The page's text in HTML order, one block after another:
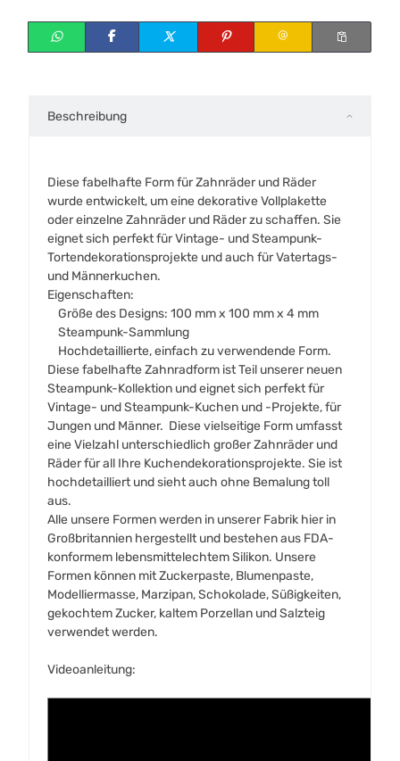
Beschreibung
Diese fabelhafte Form für Zahnräder und Räder
wurde entwickelt, um eine dekorative Vollplakette
oder einzelne Zahnräder und Räder zu schaffen. Sie
eignet sich perfekt für Vintage- und Steampunk-
Tortendekorationsprojekte und auch für Vatertags-
und Männerkuchen.
Eigenschaften:
Größe des Designs: 100 mm x 100 mm x 4 mm
Steampunk-Sammlung
Hochdetaillierte, einfach zu verwendende Form.
Diese fabelhafte Zahnradform ist Teil unserer neuen
Steampunk-Kollektion und eignet sich perfekt für
Vintage- und Steampunk-Kuchen und -Projekte, für
Jungen und Männer. Diese vielseitige Form umfasst
eine Vielzahl unterschiedlich großer Zahnräder und
Räder für all Ihre Kuchendekorationsprojekte. Sie ist
hochdetailliert und sieht auch ohne Bemalung toll
aus.
Alle unsere Formen werden in unserer Fabrik hier in
Großbritannien hergestellt und bestehen aus FDA-
konformem lebensmittelechtem Silikon. Unsere
Formen können mit Zuckerpaste, Blumenpaste,
Modelliermasse, Marzipan, Schokolade, Süßigkeiten,
gekochtem Zucker, kaltem Porzellan und Salzteig
verwendet werden.
Videoanleitung: